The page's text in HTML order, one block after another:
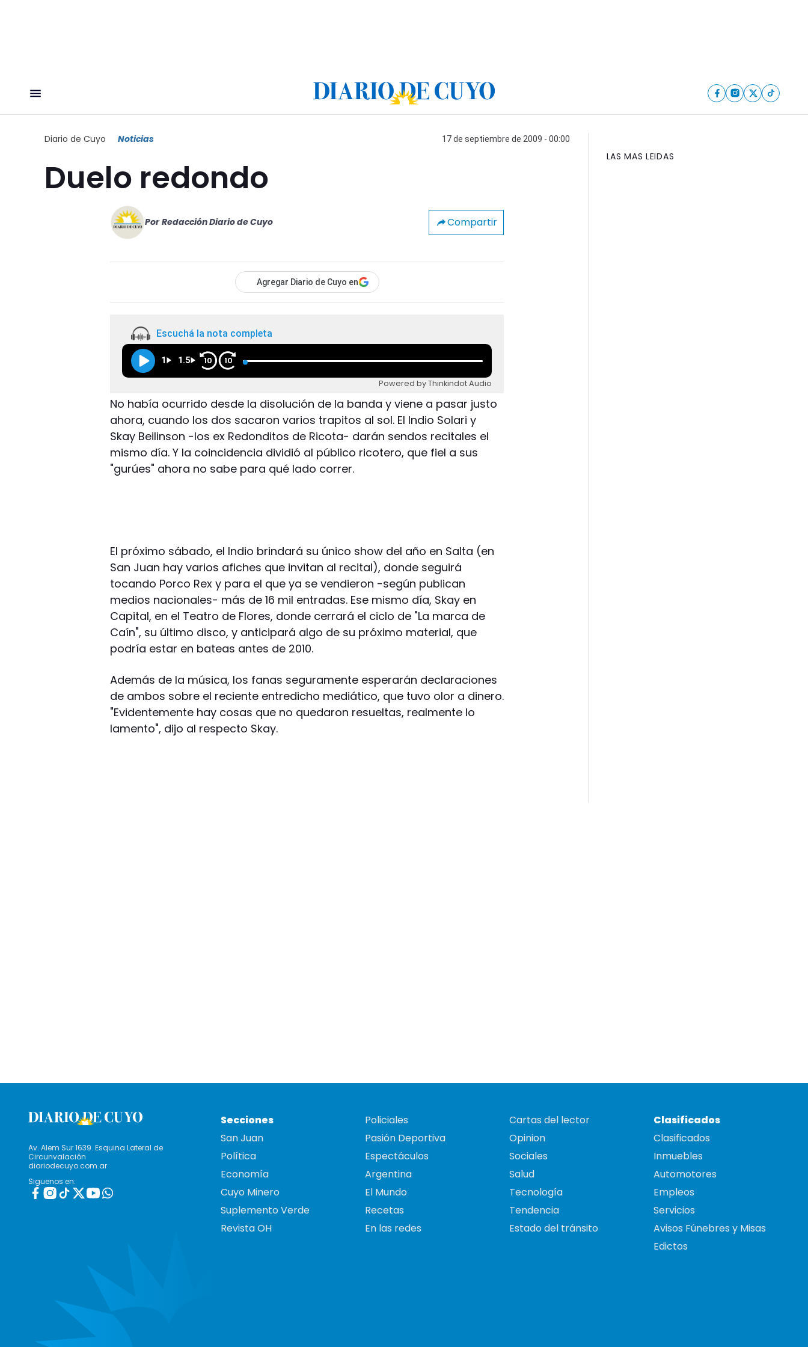
Diario de Cuyo Noticias 17 de septiembre de 2009 - 00:00
Duelo redondo
Por Redacción Diario de Cuyo Compartir
Agregar Diario de Cuyo en
Escuchá la nota completa
1 1.5 10 10
Powered by Thinkindot Audio
No había ocurrido desde la disolución de la banda y viene a pasar justo
ahora, cuando los dos sacaron varios trapitos al sol. El Indio Solari y
Skay Beilinson -los ex Redonditos de Ricota- darán sendos recitales el
mismo día. Y la coincidencia dividió al público ricotero, que fiel a sus
"gurúes" ahora no sabe para qué lado correr.
El próximo sábado, el Indio brindará su único show del año en Salta (en
San Juan hay varios afiches que invitan al recital), donde seguirá
tocando Porco Rex y para el que ya se vendieron -según publican
medios nacionales- más de 16 mil entradas. Ese mismo día, Skay en
Capital, en el Teatro de Flores, donde cerrará el ciclo de "La marca de
Caín", su último disco, y anticipará algo de su próximo material, que
podría estar en bateas antes de 2010.
Además de la música, los fanas seguramente esperarán declaraciones
de ambos sobre el reciente entredicho mediático, que tuvo olor a dinero.
"Evidentemente hay cosas que no quedaron resueltas, realmente lo
lamento", dijo al respecto Skay.
LAS MAS LEIDAS
Av. Alem Sur 1639. Esquina Lateral de
Circunvalación
diariodecuyo.com.ar
Siguenos en:
Secciones
San Juan
Política
Economía
Cuyo Minero
Suplemento Verde
Revista OH
Policiales
Pasión Deportiva
Espectáculos
Argentina
El Mundo
Recetas
En las redes
Cartas del lector
Opinion
Sociales
Salud
Tecnología
Tendencia
Estado del tránsito
Clasificados
Clasificados
Inmuebles
Automotores
Empleos
Servicios
Avisos Fúnebres y Misas
Edictos